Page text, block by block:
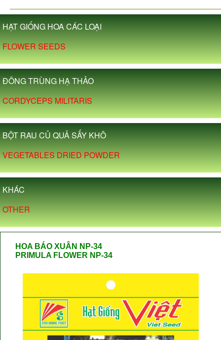
HẠT GIỐNG HOA CÁC LOẠI
FLOWER SEEDS
ĐÔNG TRÙNG HẠ THẢO
CORDYCEPS MILITARIS
BỘT RAU CỦ QUẢ SẤY KHÔ
VEGETABLES DRIED POWDER
KHÁC
OTHER
HOA BÁO XUÂN NP-34
PRIMULA FLOWER NP-34